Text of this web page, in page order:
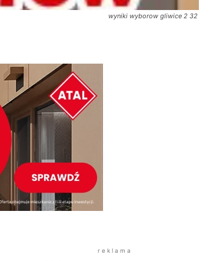
wyniki wyborow gliwice 2 32
r e k l a m a